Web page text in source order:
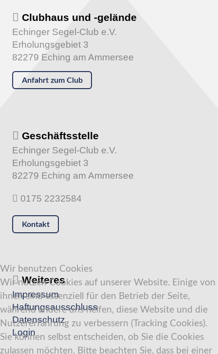
Clubhaus und -gelände
Echinger Segel-Club e.V.
Erholungsgebiet 3
82279 Eching am Ammersee
Anfahrt zum Club
Geschäftsstelle
Echinger Segel-Club e.V.
Erholungsgebiet 3
82279 Eching am Ammersee
0175 2232584
Kontakt
Weiteres
Impressum
Haftungsausschluss
Datenschutz
Login
Wir benutzen Cookies
Wir nutzen Cookies auf unserer Website. Einige von
ihnen sind essenziell für den Betrieb der Seite,
während andere uns helfen, diese Website und die
Nutzererfahrung zu verbessern (Tracking Cookies).
Sie können selbst entscheiden, ob Sie die Cookies
zulassen möchten. Bitte beachten Sie, dass bei einer